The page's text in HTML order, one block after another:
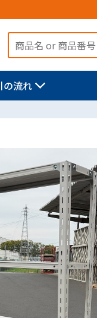
の流れ